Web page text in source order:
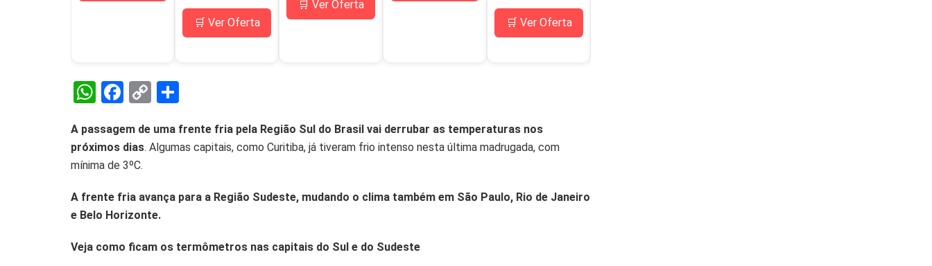
🛒 Ver Oferta
🛒 Ver Oferta
🛒 Ver Oferta
W
at
s
p
p
F
ce
b
o
k
C
py
Li
k
ar
e
A passagem de uma frente fria pela Região Sul do Brasil vai derrubar as temperaturas nos
próximos dias. Algumas capitais, como Curitiba, já tiveram frio intenso nesta última madrugada, com
mínima de 3ºC.
A frente fria avança para a Região Sudeste, mudando o clima também em São Paulo, Rio de Janeiro
e Belo Horizonte.
Veja como ficam os termômetros nas capitais do Sul e do Sudeste